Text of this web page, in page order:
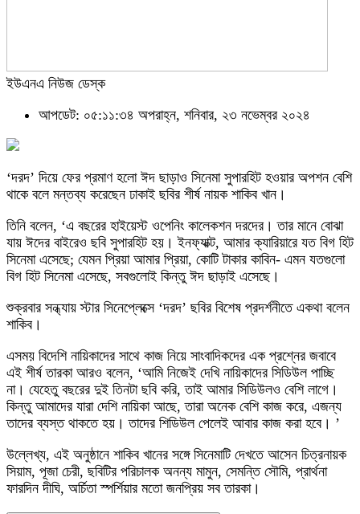
ইউএনএ নিউজ ডেস্ক
আপডেট: ০৫:১১:৩৪ অপরাহ্ন, শনিবার, ২৩ নভেম্বর ২০২৪
‘দরদ’ দিয়ে ফের প্রমাণ হলো ঈদ ছাড়াও সিনেমা সুপারহিট হওয়ার অপশন বেশি
থাকে বলে মন্তব্য করেছেন ঢাকাই ছবির শীর্ষ নায়ক শাকিব খান।
তিনি বলেন, ‘এ বছরের হাইয়েস্ট ওপেনিং কালেকশন দরদের। তার মানে বোঝা
যায় ঈদের বাইরেও ছবি সুপারহিট হয়। ইনফ্যাক্ট, আমার ক্যারিয়ারে যত বিগ হিট
সিনেমা এসেছে; যেমন প্রিয়া আমার প্রিয়া, কোটি টাকার কাবিন- এমন যতগুলো
বিগ হিট সিনেমা এসেছে, সবগুলোই কিন্তু ঈদ ছাড়াই এসেছে।
শুক্রবার সন্ধ্যায় স্টার সিনেপ্লেক্সে ‘দরদ’ ছবির বিশেষ প্রদর্শনীতে একথা বলেন
শাকিব।
এসময় বিদেশি নায়িকাদের সাথে কাজ নিয়ে সাংবাদিকদের এক প্রশ্নের জবাবে
এই শীর্ষ তারকা আরও বলেন, ‘আমি নিজেই দেখি নায়িকাদের সিডিউল পাচ্ছি
না। যেহেতু বছরের দুই তিনটা ছবি করি, তাই আমার সিডিউলও বেশি লাগে।
কিন্তু আমাদের যারা দেশি নায়িকা আছে, তারা অনেক বেশি কাজ করে, এজন্য
তাদের ব্যস্ত থাকতে হয়। তাদের শিডিউল পেলেই আবার কাজ করা হবে। ’
উল্লেখ্য, এই অনুষ্ঠানে শাকিব খানের সঙ্গে সিনেমাটি দেখতে আসেন চিত্রনায়ক
সিয়াম, পূজা চেরী, ছবিটির পরিচালক অনন্য মামুন, সেমন্তি সৌমি, প্রার্থনা
ফারদিন দীঘি, অর্চিতা স্পর্শিয়ার মতো জনপ্রিয় সব তারকা।